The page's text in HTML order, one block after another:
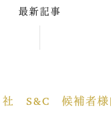
最新記事
社 S&C 候補者様